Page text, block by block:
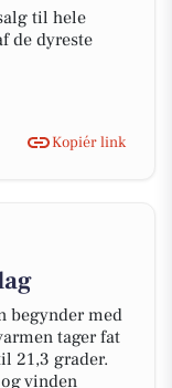
til hele
de dyreste
Kopiér link
begynder med
tager fat
21,3 grader.
vinden